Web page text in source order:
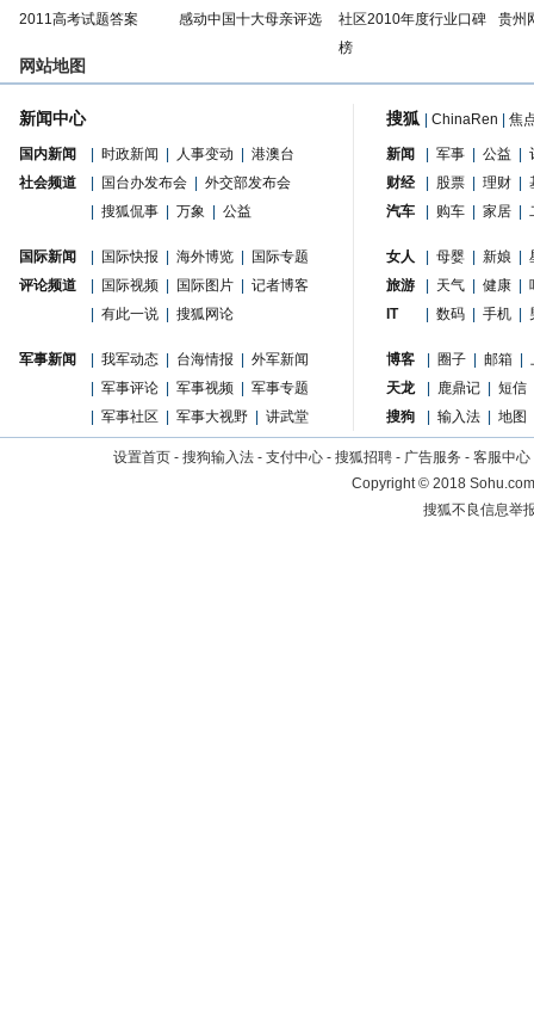
2011高考试题答案
感动中国十大母亲评选
社区2010年度行业口碑
榜
贵州
网站地图
新闻中心
国内新闻 时政新闻 人事变动
港澳台
国台办发布会 外交部发布会
社会频道
搜狐侃事 万象 公益
国际新闻 国际快报 海外博览
国际专题
国际视频 国际图片 记者博客
评论频道
有此一说 搜狐网论
军事新闻 我军动态 台海情报
外军新闻
军事评论 军事视频
军事专题
军事社区 军事大视野 讲武堂
搜狐 ChinaRen 焦
新闻 军事 公益
财经
股票 理财
汽车
购车 家居
女人 母婴 新娘
旅游
天气 健康
IT
数码 手机
博客 圈子 邮箱
天龙
鹿鼎记
短信
搜狗
输入法 地图
设置首页 - 搜狗输入法 - 支付中心 - 搜狐招聘 - 广告服务 - 客服中心
Copyright©2018
搜狐不良信息举